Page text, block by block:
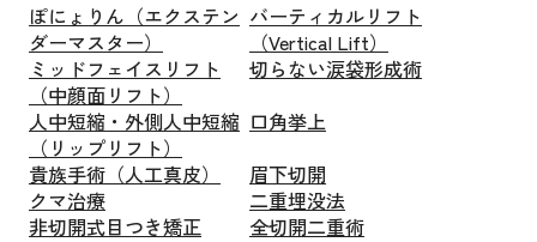
ぽにょりん（エクステン
ダーマスター）
バーティカルリフト
（Vertical Lift）
ミッドフェイスリフト
（中顔面リフト）
切らない涙袋形成術
人中短縮・外側人中短縮
（リップリフト）
口角挙上
貴族手術（人工真皮）
眉下切開
クマ治療
二重埋没法
非切開式目つき矯正
全切開二重術